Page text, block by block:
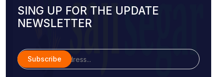
SING UP FOR THE UPDATE
NEWSLETTER
Subscribe